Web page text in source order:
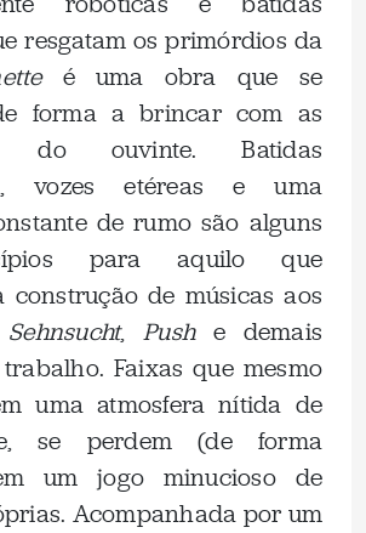
resgatam os primórdios da
é uma obra que se
forma a brincar com as
do ouvinte. Batidas
vozes etéreas e uma
de rumo são alguns
para aquilo que
construção de músicas aos
Sehnsucht,Pushe demais
Faixas que mesmo
uma atmosfera nítida de
se perdem (de forma
um jogo minucioso de
Acompanhada por um